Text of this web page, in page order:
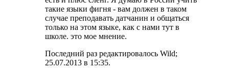
такие языки фигня - вам должен в таком
случае преподавать датчанин и общаться
только на этом языке, как с нами тут в
школе. это мое мнение.
Последний раз редактировалось Wild;
25.07.2013 в 15:35.